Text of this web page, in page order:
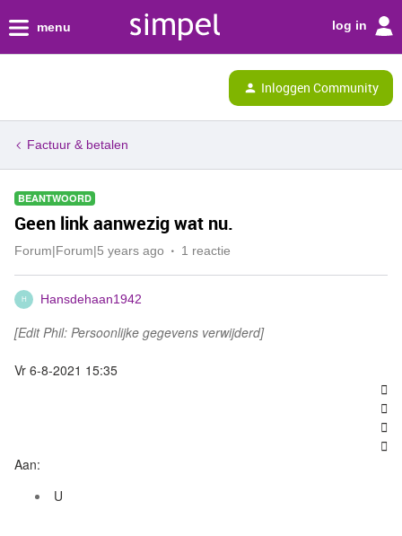
menu log in
Inloggen Community
Factuur & betalen
BEANTWOORD
Geen link aanwezig wat nu.
Forum|Forum|5 years ago 1 reactie
H Hansdehaan1942
[Edit Phil: Persoonlijke gegevens verwijderd]
Vr 6-8-2021 15:35




Aan:
U